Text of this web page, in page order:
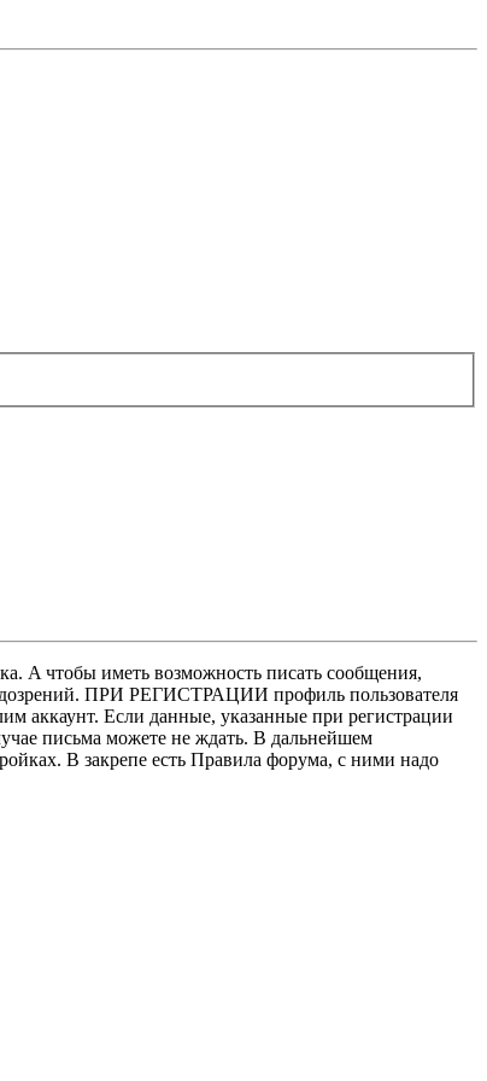
A чтобы иметь возможность писать сообщения,
ПРИ РЕГИСТРАЦИИ профиль пользователя
аккаунт. Если данные, указанные при регистрации
письма можете не ждать. В дальнейшем
В закрепе есть Правила форума, с ними надо